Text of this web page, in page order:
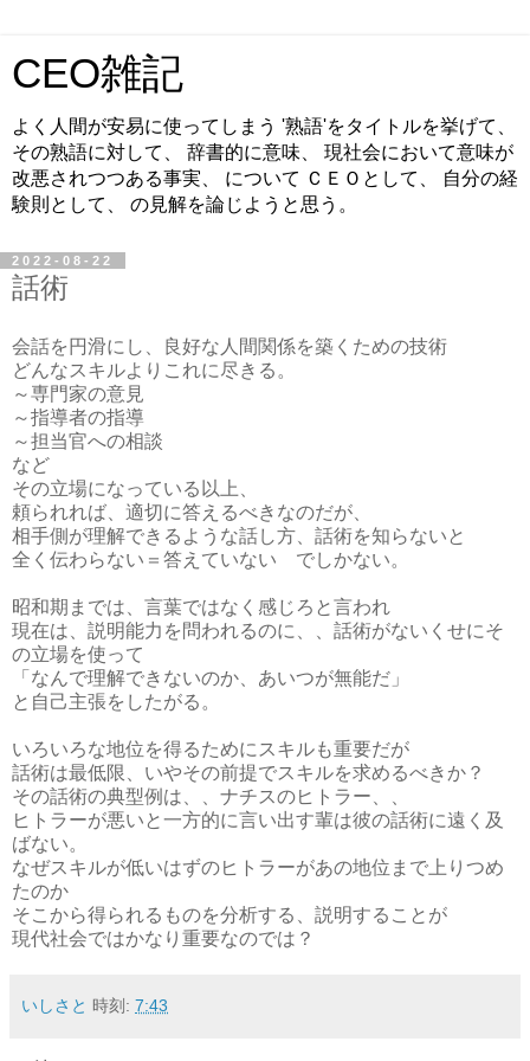
CEO雑記
よく人間が安易に使ってしまう '熟語'をタイトルを挙げて、
その熟語に対して、 辞書的に意味、 現社会において意味が
改悪されつつある事実、 について ＣＥＯとして、 自分の経
験則として、 の見解を論じようと思う。
2022-08-22
話術
会話を円滑にし、良好な人間関係を築くための技術
どんなスキルよりこれに尽きる。
～専門家の意見
～指導者の指導
～担当官への相談
など
その立場になっている以上、
頼られれば、適切に答えるべきなのだが、
相手側が理解できるような話し方、話術を知らないと
全く伝わらない＝答えていない でしかない。
昭和期までは、言葉ではなく感じろと言われ
現在は、説明能力を問われるのに、、話術がないくせにそ
の立場を使って
「なんで理解できないのか、あいつが無能だ」
と自己主張をしたがる。
いろいろな地位を得るためにスキルも重要だが
話術は最低限、いやその前提でスキルを求めるべきか？
その話術の典型例は、、ナチスのヒトラー、、
ヒトラーが悪いと一方的に言い出す輩は彼の話術に遠く及
ばない。
なぜスキルが低いはずのヒトラーがあの地位まで上りつめ
たのか
そこから得られるものを分析する、説明することが
現代社会ではかなり重要なのでは？
いしさと 時刻: 7:43